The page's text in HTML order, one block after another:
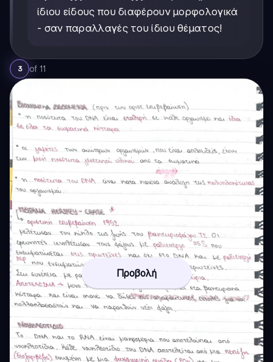
ίδιου είδους που διαφέρουν μορφολογικά
- σαν παραλλαγές του ίδιου θέματος!
3 of 11
Προβολή